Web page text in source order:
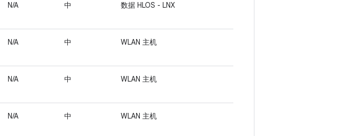
N/A 中 数据 HLOS - LNX
N/A 中 WLAN 主机
N/A 中 WLAN 主机
N/A 中 WLAN 主机